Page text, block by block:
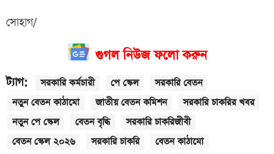
সোহাগ/
গুগল নিউজ ফলো করুন
ট্যাগ: সরকারি কর্মচারী পে স্কেল
সরকারি বেতন
নতুন বেতন কাঠামো
জাতীয় বেতন কমিশন
সরকারি চাকরির খবর
নতুন পে স্কেল
বেতন বৃদ্ধি
সরকারি চাকরিজীবী
বেতন স্কেল ২০২৬
সরকারি চাকরি
বেতন কাঠামো